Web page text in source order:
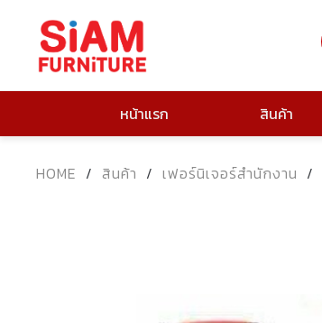
หน้าแรก สินค้า
HOME / สินค้า / เฟอร์นิเจอร์สำนักงาน /